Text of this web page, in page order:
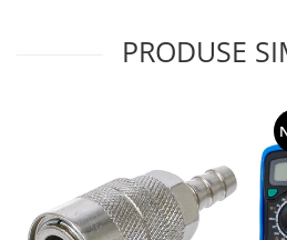
PRODUSE